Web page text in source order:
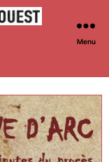
Menu